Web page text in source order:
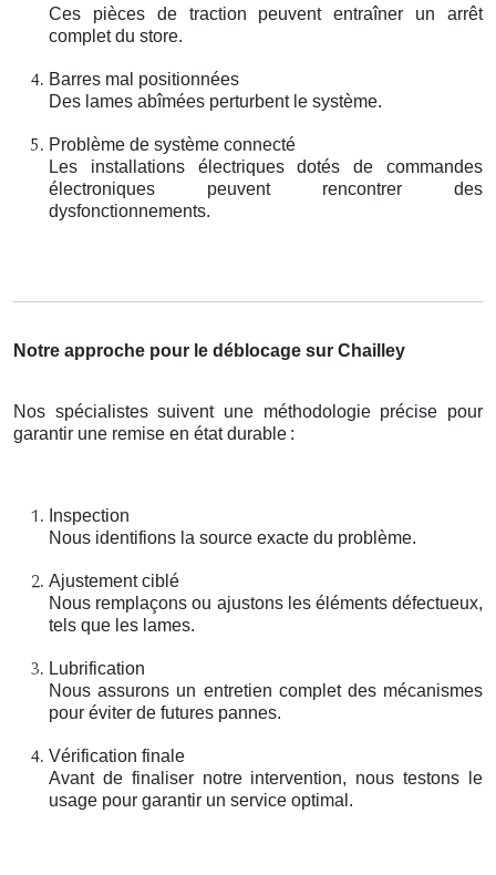
Ces pièces de traction peuvent entraîner un arrêt
complet du store.
Barres mal positionnées
Des lames abîmées perturbent le système.
Problème de système connecté
Les installations électriques dotés de commandes
électroniques peuvent rencontrer des
dysfonctionnements.
Notre approche pour le déblocage sur Chailley
Nos spécialistes suivent une méthodologie précise pour
garantir une remise en état durable :
Inspection
Nous identifions la source exacte du problème.
Ajustement ciblé
Nous remplaçons ou ajustons les éléments défectueux,
tels que les lames.
Lubrification
Nous assurons un entretien complet des mécanismes
pour éviter de futures pannes.
Vérification finale
Avant de finaliser notre intervention, nous testons le
usage pour garantir un service optimal.